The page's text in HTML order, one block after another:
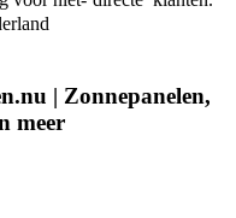
| Zonnepanelen,
meer